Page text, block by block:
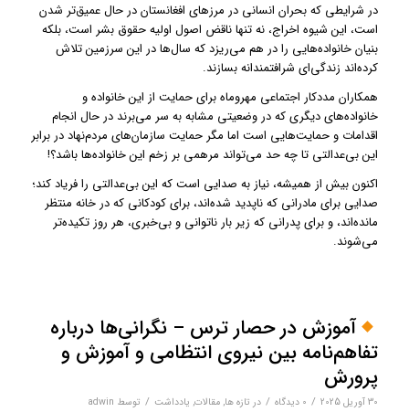
در شرایطی که بحران انسانی در مرزهای افغانستان در حال عمیق‌تر شدن
است، این شیوه اخراج، نه تنها ناقض اصول اولیه حقوق بشر است، بلکه
بنیان خانواده‌هایی را در هم می‌ریزد که سال‌ها در این سرزمین تلاش
کرده‌اند زندگی‌ای شرافتمندانه بسازند.
همکاران مددکار اجتماعی مهروماه برای حمایت از این خانواده و
خانواده‌های دیگری که در وضعیتی مشابه به سر می‌برند در حال انجام
اقدامات و حمایت‌هایی است اما مگر حمایت سازمان‌های مردم‌نهاد در برابر
این بی‌عدالتی تا چه حد می‌تواند مرهمی بر زخم این خانواده‌ها باشد؟!
اکنون بیش از همیشه، نیاز به صدایی است که این بی‌عدالتی را فریاد کند؛
صدایی برای مادرانی که ناپدید شده‌اند، برای کودکانی که در خانه منتظر
مانده‌اند، و برای پدرانی که زیر بار ناتوانی و بی‌خبری، هر روز تکیده‌تر
می‌شوند.
آموزش در حصار ترس – نگرانی‌ها درباره
تفاهم‌نامه بین نیروی انتظامی و آموزش و
پرورش
30 آوریل 2025 / 0 دیدگاه‌ / در تازه ها, مقالات, یادداشت / توسط adwin